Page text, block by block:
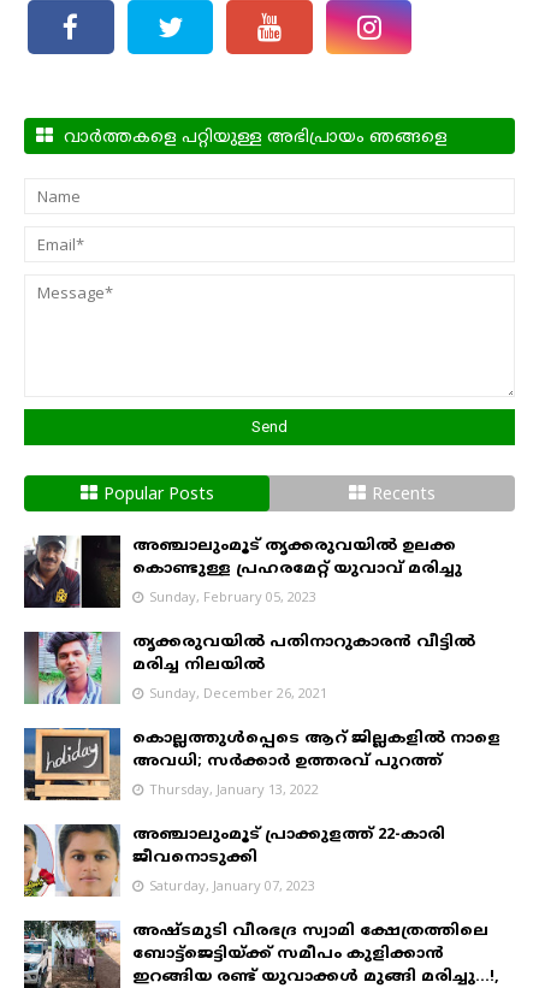
വാർത്തകളെ പറ്റിയുള്ള അഭിപ്രായം ഞങ്ങളെ
Popular Posts Recents
അഞ്ചാലുംമൂട് തൃക്കരുവയിൽ ഉലക്ക
കൊണ്ടുള്ള പ്രഹരമേറ്റ് യുവാവ് മരിച്ചു
Sunday, February 05, 2023
തൃക്കരുവയിൽ പതിനാറുകാരൻ വീട്ടിൽ
മരിച്ച നിലയിൽ
Sunday, December 26, 2021
കൊല്ലത്തുൾപ്പെടെ ആറ് ജില്ലകളിൽ നാളെ
അവധി; സർക്കാർ ഉത്തരവ് പുറത്ത്
Thursday, January 13, 2022
അഞ്ചാലുംമൂട് പ്രാക്കുളത്ത് 22-കാരി
ജീവനൊടുക്കി
Saturday, January 07, 2023
അഷ്ടമുടി വീരഭദ്ര സ്വാമി ക്ഷേത്രത്തിലെ
ബോട്ട്ജെട്ടിയ്ക്ക് സമീപം കുളിക്കാൻ
ഇറങ്ങിയ രണ്ട് യുവാക്കൾ മുങ്ങി മരിച്ചു...!,